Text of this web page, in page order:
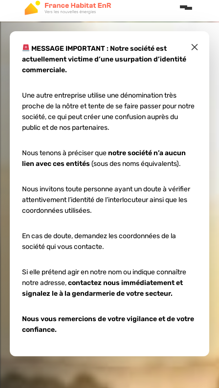
×
MESSAGE IMPORTANT : Notre société est
actuellement victime d’une usurpation d’identité
commerciale.
Une autre entreprise utilise une dénomination très
proche de la nôtre et tente de se faire passer pour notre
société, ce qui peut créer une confusion auprès du
public et de nos partenaires.
Nous tenons à préciser quenotre société n’a aucun
lien avec ces entités (sous des noms équivalents).
Nous invitons toute personne ayant un doute à vérifier
attentivement l’identité de l’interlocuteur ainsi que les
coordonnées utilisées.
En cas de doute, demandez les coordonnées de la
société qui vous contacte.
Si elle prétend agir en notre nom ou indique connaître
notre adresse,contactez nous immédiatement et
signalez le à la gendarmerie de votre secteur.
Nous vous remercions de votre vigilance et de votre
confiance.
Rentabilité solaire
: maximisez vos
gains en Nouvelle-
Aquitaine